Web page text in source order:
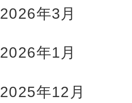
2026年3月
2026年1月
2025年12月